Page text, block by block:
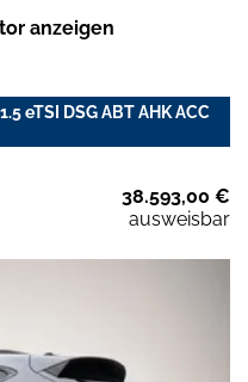
anzeigen
eTSI DSG ABT AHK ACC
38.593,00 €
ausweisbar